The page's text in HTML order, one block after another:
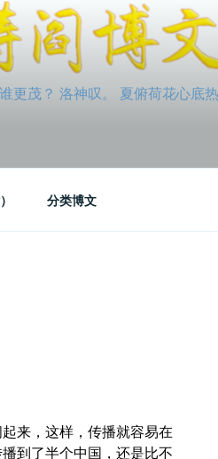
更茂？ 洛神叹。 夏俯荷花心
分类博文
来，这样，传播就容易在
到了半个中国，还是比不